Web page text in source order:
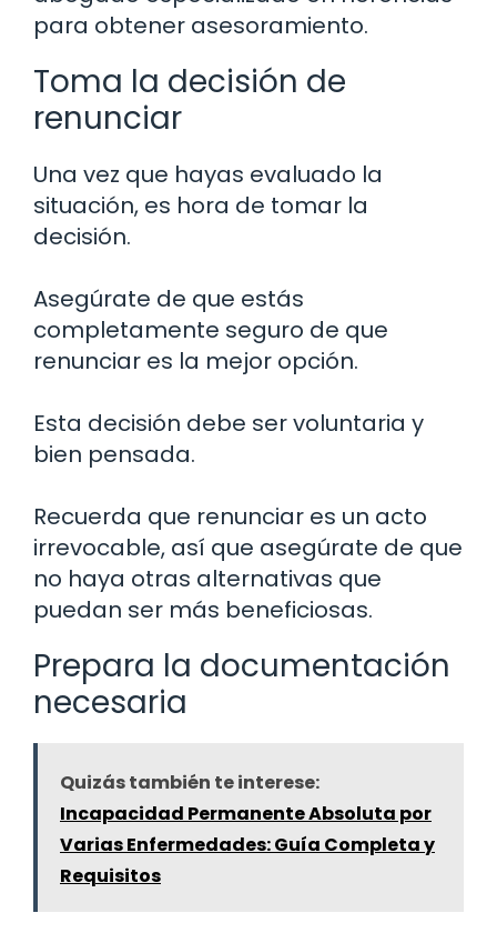
para obtener asesoramiento.
Toma la decisión de
renunciar
Una vez que hayas evaluado la
situación, es hora de tomar la
decisión.
Asegúrate de que estás
completamente seguro de que
renunciar es la mejor opción.
Esta decisión debe ser voluntaria y
bien pensada.
Recuerda que renunciar es un acto
irrevocable, así que asegúrate de que
no haya otras alternativas que
puedan ser más beneficiosas.
Prepara la documentación
necesaria
Quizás también te interese:
Incapacidad Permanente Absoluta por
Varias Enfermedades: Guía Completa y
Requisitos